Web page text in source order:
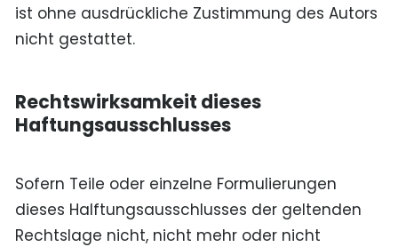
ist ohne ausdrückliche Zustimmung des Autors
nicht gestattet.
Rechtswirksamkeit dieses
Haftungsausschlusses
Sofern Teile oder einzelne Formulierungen
dieses Halftungsausschlusses der geltenden
Rechtslage nicht, nicht mehr oder nicht